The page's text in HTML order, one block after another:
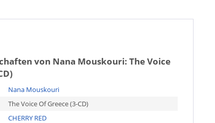
von Nana Mouskouri: The Voice
Nana Mouskouri
The Voice Of Greece (3-CD)
CHERRY RED